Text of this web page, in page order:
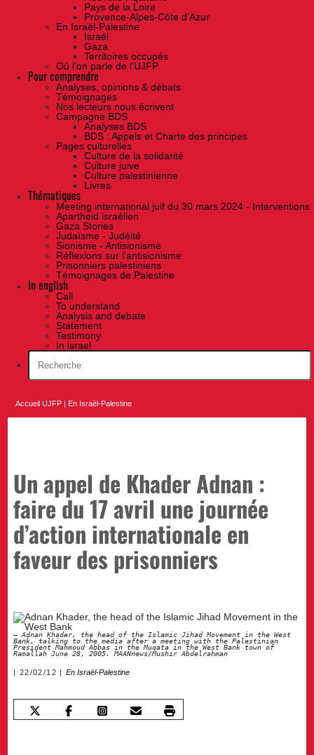
Pays de la Loire
Provence-Alpes-Côte d'Azur
En Israël-Palestine
Israël
Gaza
Territoires occupés
Où l'on parle de l'UJFP
Pour comprendre
Analyses, opinions & débats
Témoignages
Nos lecteurs nous écrivent
Campagne BDS
Analyses BDS
BDS : Appels et Charte des principes
Pages culturelles
Culture de la solidarité
Culture juive
Culture palestinienne
Livres
Thématiques
Meeting international juif du 30 mars 2024 - Interventions
Apartheid israélien
Gaza Stories
Judaïsme - Judéité
Sionisme - Antisionisme
Réflexions sur l’antisionisme
Prisonniers palestiniens
Témoignages de Palestine
In english
Call
To understand
Analysis and debate
Statement
Testimony
In israel
Accueil UJFP En Israël-Palestine
Un appel de Khader Adnan :
faire du 17 avril une journée
d’action internationale en
faveur des prisonniers
Adnan Khader, the head of the Islamic Jihad Movement in the West
Bank, talking to the media after a meeting with the Palestinian
President Mahmoud Abbas in the Muqata in the West Bank town of
Ramallah June 28, 2005. MAANnews/Mushir Abdelrahman
22/02/12 En Israël-Palestine